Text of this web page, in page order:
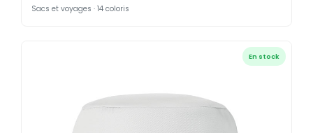
Sacs et voyages · 14 coloris
En stock